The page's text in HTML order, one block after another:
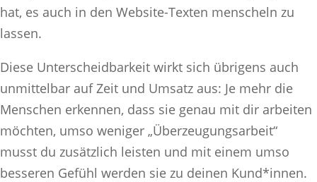
hat, es auch in den Website-Texten menscheln zu
lassen.
Diese Unterscheidbarkeit wirkt sich übrigens auch
unmittelbar auf Zeit und Umsatz aus: Je mehr die
Menschen erkennen, dass sie genau mit dir arbeiten
möchten, umso weniger „Überzeugungsarbeit“
musst du zusätzlich leisten und mit einem umso
besseren Gefühl werden sie zu deinen Kund*innen.